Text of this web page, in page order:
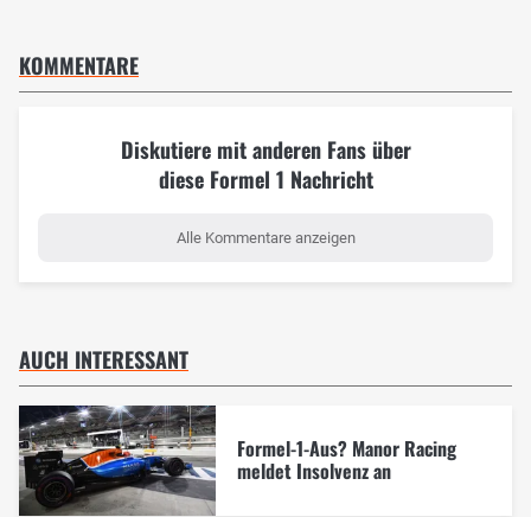
KOMMENTARE
Diskutiere mit anderen Fans über
diese Formel 1 Nachricht
Alle Kommentare anzeigen
AUCH INTERESSANT
Formel-1-Aus? Manor Racing
meldet Insolvenz an